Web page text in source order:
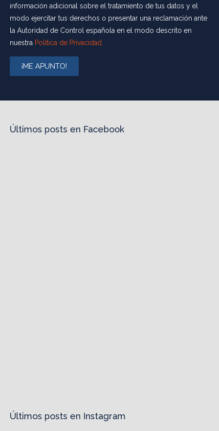
información adicional sobre el tratamiento de tus datos y el
modo ejercitar tus derechos o presentar una reclamación ante
la Autoridad de Control española en el modo descrito en
nuestra Política de Privacidad.
¡ME APUNTO!
Últimos posts en Facebook
Últimos posts en Instagram